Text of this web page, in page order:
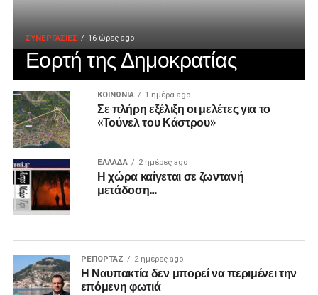
ΣΥΝΕΡΓΑΣΙΕΣ 16 ώρες ago
Εορτή της Δημοκρατίας
ΚΟΙΝΩΝΙΑ 1 ημέρα ago
Σε πλήρη εξέλιξη οι μελέτες για το
«Τούνελ του Κάστρου»
ΕΛΛΑΔΑ 2 ημέρες ago
Η χώρα καίγεται σε ζωντανή
μετάδοση…
ΡΕΠΟΡΤΑΖ 2 ημέρες ago
Η Ναυπακτία δεν μπορεί να περιμένει την
επόμενη φωτιά